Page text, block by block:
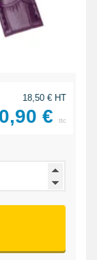
18,50 € HT
€ ttc